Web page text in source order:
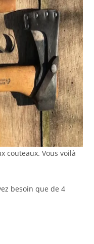
couteaux. Vous voilà
besoin que de 4